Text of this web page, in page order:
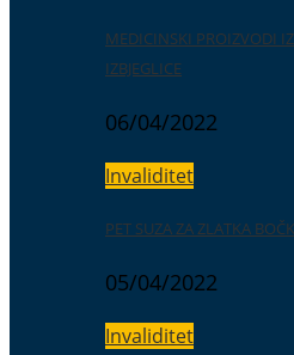
MEDICINSKI PROIZVODI
IZBJEGLICE
06/04/2022
Invaliditet
PET SUZA ZA ZLATKA
05/04/2022
Invaliditet